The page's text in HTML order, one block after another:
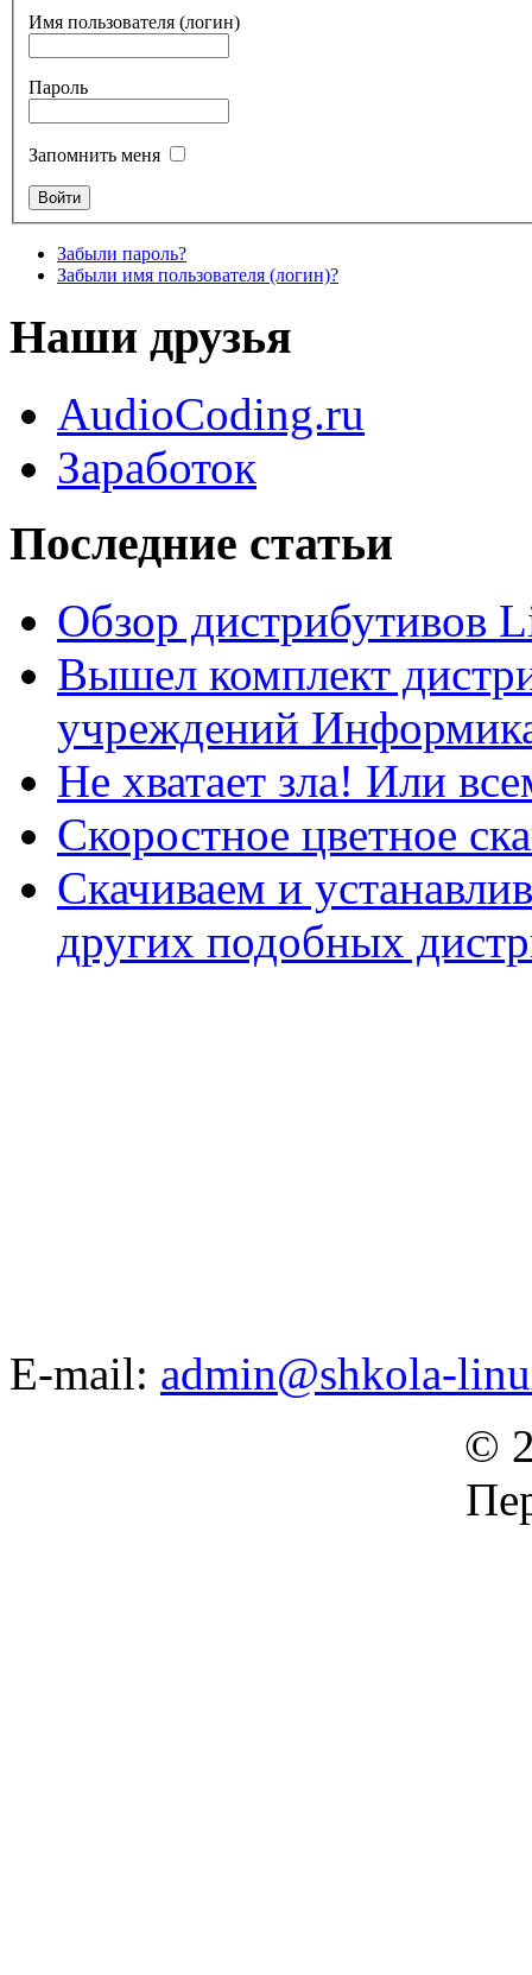
Имя пользователя (логин)
Пароль
Запомнить меня
Забыли пароль?
Забыли имя пользователя (логин)?
Наши друзья
AudioCoding.ru
Заработок
Последние статьи
Обзор дистрибутивов
Вышел комплект
учреждений
Не хватает зла! Или
Скоростное цветное
Скачиваем и
других подобных
E-mail: admin@shkola-
©